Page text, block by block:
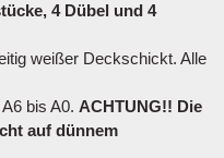
4 Dübel und 4
weißer Deckschickt. Alle
bis A0. ACHTUNG!! Die
auf dünnem